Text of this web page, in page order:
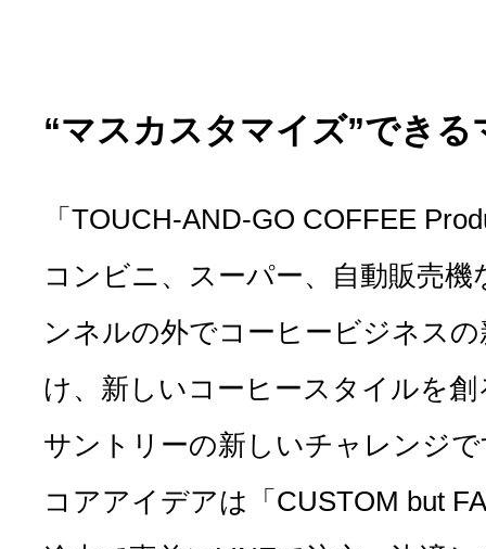
“マスカスタマイズ”できる
「TOUCH-AND-GO COFFEE
コンビニ、スーパー、自動販売
ンネルの外でコーヒービジネス
け、新しいコーヒースタイルを
サントリーの新しいチャレンジ
コアアイデアは「CUSTOM but